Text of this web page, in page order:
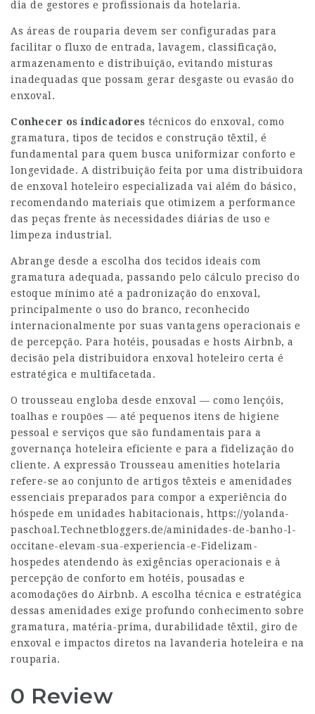
dia de gestores e profissionais da hotelaria.
As áreas de rouparia devem ser configuradas para
facilitar o fluxo de entrada, lavagem, classificação,
armazenamento e distribuição, evitando misturas
inadequadas que possam gerar desgaste ou evasão do
enxoval.
Conhecer os indicadores técnicos do enxoval, como
gramatura, tipos de tecidos e construção têxtil, é
fundamental para quem busca uniformizar conforto e
longevidade. A distribuição feita por uma distribuidora
de enxoval hoteleiro especializada vai além do básico,
recomendando materiais que otimizem a performance
das peças frente às necessidades diárias de uso e
limpeza industrial.
Abrange desde a escolha dos tecidos ideais com
gramatura adequada, passando pelo cálculo preciso do
estoque mínimo até a padronização do enxoval,
principalmente o uso do branco, reconhecido
internacionalmente por suas vantagens operacionais e
de percepção. Para hotéis, pousadas e hosts Airbnb, a
decisão pela distribuidora enxoval hoteleiro certa é
estratégica e multifacetada.
O trousseau engloba desde enxoval — como lençóis,
toalhas e roupões — até pequenos itens de higiene
pessoal e serviços que são fundamentais para a
governança hoteleira eficiente e para a fidelização do
cliente. A expressão Trousseau amenities hotelaria
refere-se ao conjunto de artigos têxteis e amenidades
essenciais preparados para compor a experiência do
hóspede em unidades habitacionais, https://yolanda-
paschoal.Technetbloggers.de/aminidades-de-banho-l-
occitane-elevam-sua-experiencia-e-Fidelizam-
hospedes atendendo às exigências operacionais e à
percepção de conforto em hotéis, pousadas e
acomodações do Airbnb. A escolha técnica e estratégica
dessas amenidades exige profundo conhecimento sobre
gramatura, matéria-prima, durabilidade têxtil, giro de
enxoval e impactos diretos na lavanderia hoteleira e na
rouparia.
0 Review